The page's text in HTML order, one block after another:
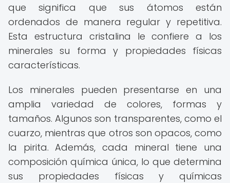
que significa que sus átomos están
ordenados de manera regular y repetitiva.
Esta estructura cristalina le confiere a los
minerales su forma y propiedades físicas
características.
Los minerales pueden presentarse en una
amplia variedad de colores, formas y
tamaños. Algunos son transparentes, como el
cuarzo, mientras que otros son opacos, como
la pirita. Además, cada mineral tiene una
composición química única, lo que determina
sus propiedades físicas y químicas